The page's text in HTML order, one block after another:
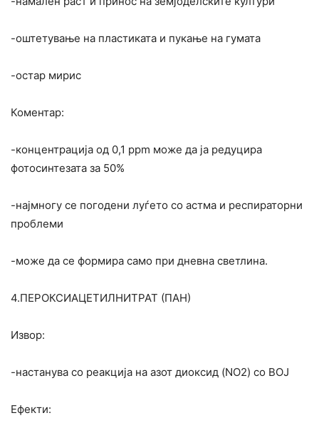
-оштетување на пластиката и пукање на гумата
-остар мирис
Коментар:
-концентрација од 0,1 ppm може да ја редуцира
фотосинтезата за 50%
-најмногу се погодени луѓето со астма и респираторни
проблеми
-може да се формира само при дневна светлина.
4.ПЕРОКСИАЦЕТИЛНИТРАТ (ПАН)
Извор:
-настанува со реакција на азот диоксид (NO2) со ВОЈ
Ефекти: